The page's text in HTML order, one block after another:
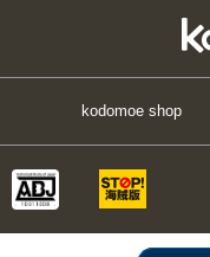
kodomoe shop